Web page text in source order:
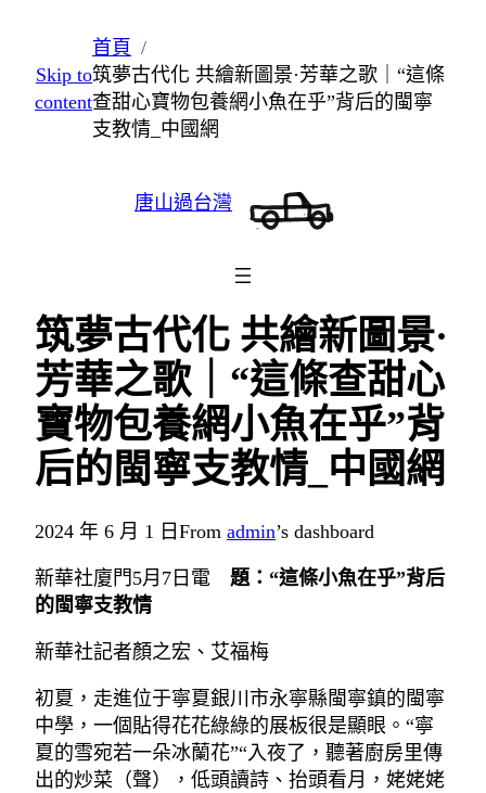
至
主
Skip to
content
首頁
筑夢古代化 共繪新圖景·芳華之歌｜“這條
查甜心寶物包養網小魚在乎”背后的閩寧
支教情_中國網
唐山過台灣
筑夢古代化 共繪新圖景·
芳華之歌｜“這條查甜心
寶物包養網小魚在乎”背
后的閩寧支教情_中國網
2024 年 6 月 1 日 From admin’s dashboard
新華社廈門5月7日電 題：“這條小魚在乎”背后
的閩寧支教情
新華社記者顏之宏、艾福梅
初夏，走進位于寧夏銀川市永寧縣閩寧鎮的閩寧
中學，一個貼得花花綠綠的展板很是顯眼。“寧
夏的雪宛若一朵冰蘭花”“入夜了，聽著廚房里傳
出的炒菜（聲），低頭讀詩、抬頭看月，姥姥姥